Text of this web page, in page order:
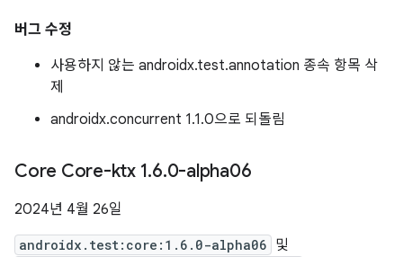
버그 수정
사용하지 않는 androidx.test.annotation 종속 항목 삭
제
androidx.concurrent 1.1.0으로 되돌림
Core Core-ktx 1.6.0-alpha06
2024년 4월 26일
androidx.test:core:1.6.0-alpha06 및